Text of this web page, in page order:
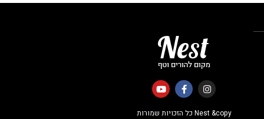
Nest &copy כל הזכויות שמורות